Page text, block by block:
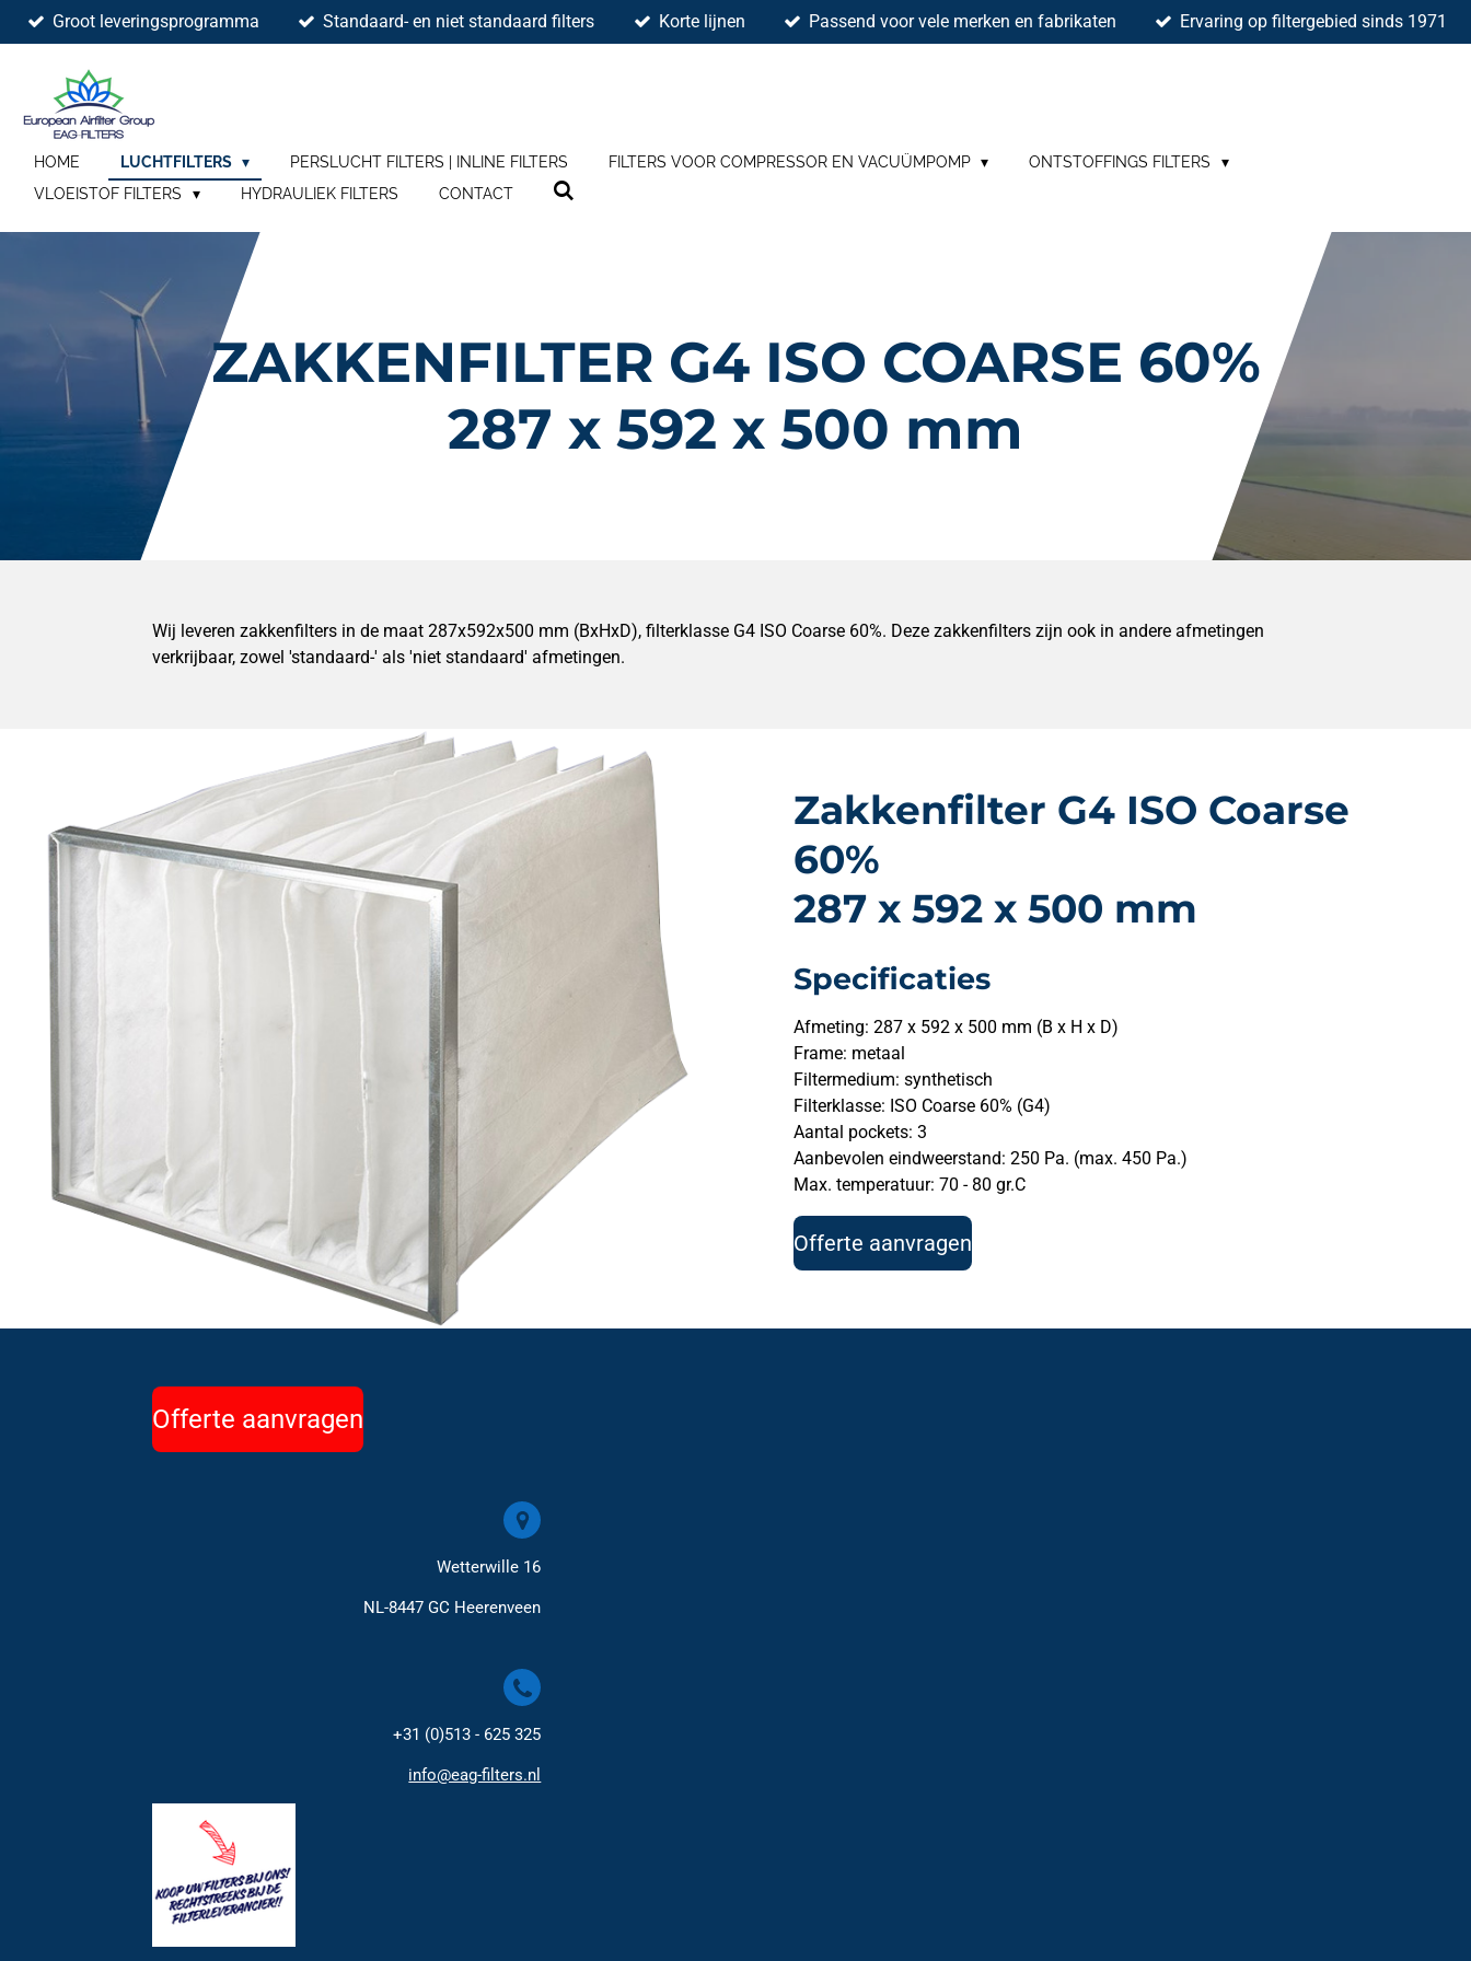
Ga
direct
hoofdinhoud
Groot leveringsprogramma Standaard- en niet standaard filters Korte lijnen Passend voor vele merken en fabrikaten Ervaring op filtergebied sinds 1971
HOME LUCHTFILTERS PERSLUCHT FILTERS | INLINE FILTERS FILTERS VOOR COMPRESSOR EN VACUÜMPOMP
ONTSTOFFINGS FILTERS
VLOEISTOF FILTERS
HYDRAULIEK FILTERS CONTACT
ZAKKENFILTER G4 ISO COARSE 60%
287 x 592 x 500 mm
Wij leveren zakkenfilters in de maat 287x592x500 mm (BxHxD), filterklasse G4 ISO Coarse 60%. Deze zakkenfilters zijn ook in andere afmetingen
verkrijbaar, zowel 'standaard-' als 'niet standaard' afmetingen.
Zakkenfilter G4 ISO Coarse
60%
287 x 592 x 500 mm
Specificaties
Afmeting: 287 x 592 x 500 mm (B x H x D)
Frame: metaal
Filtermedium: synthetisch
Filterklasse: ISO Coarse 60% (G4)
Aantal pockets: 3
Aanbevolen eindweerstand: 250 Pa. (max. 450 Pa.)
Max. temperatuur: 70 - 80 gr.C
Offerte aanvragen
Offerte aanvragen
Wetterwille 16
NL-8447 GC Heerenveen
+31 (0)513 - 625 325
info@eag-filters.nl